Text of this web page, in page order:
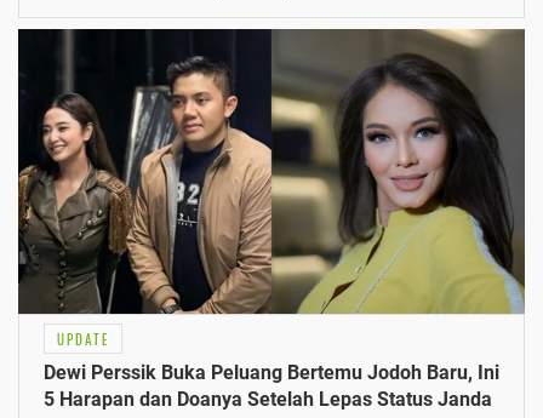
Terungkap
UPDATE
Dewi Perssik Buka Peluang Bertemu Jodoh Baru, Ini
5 Harapan dan Doanya Setelah Lepas Status Janda